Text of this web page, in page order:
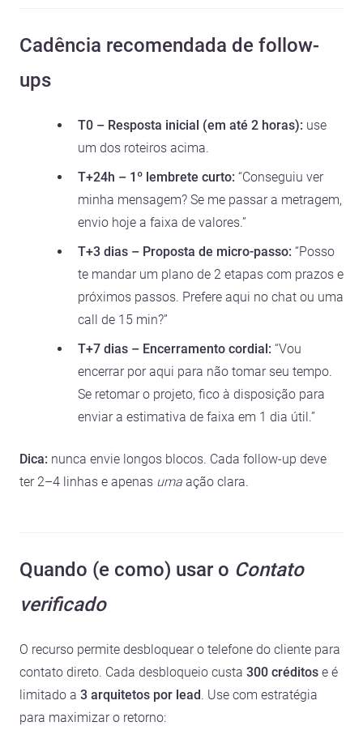
Cadência recomendada de follow-
ups
T0 – Resposta inicial (em até 2 horas): use
um dos roteiros acima.
T+24h – 1º lembrete curto: “Conseguiu ver
minha mensagem? Se me passar a metragem,
envio hoje a faixa de valores.”
T+3 dias – Proposta de micro-passo: “Posso
te mandar um plano de 2 etapas com prazos e
próximos passos. Prefere aqui no chat ou uma
call de 15 min?”
T+7 dias – Encerramento cordial: “Vou
encerrar por aqui para não tomar seu tempo.
Se retomar o projeto, fico à disposição para
enviar a estimativa de faixa em 1 dia útil.”
Dica: nunca envie longos blocos. Cada follow-up deve
ter 2–4 linhas e apenas uma ação clara.
Quando (e como) usar o Contato
verificado
O recurso permite desbloquear o telefone do cliente para
contato direto. Cada desbloqueio custa 300 créditos e é
limitado a 3 arquitetos por lead. Use com estratégia
para maximizar o retorno: